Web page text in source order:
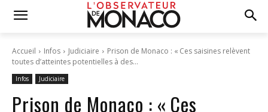
Accueil Infos Judiciaire
Prison de Monaco : « Ces saisines relèvent
toutes d’atteintes potentielles à des...
Infos Judiciaire
Prison de Monaco : « Ces